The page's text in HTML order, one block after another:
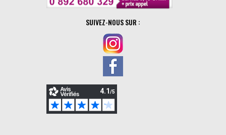
SUIVEZ-NOUS SUR :